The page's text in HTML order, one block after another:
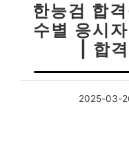
한능검 합
수별 응시
| 합
2025-03-